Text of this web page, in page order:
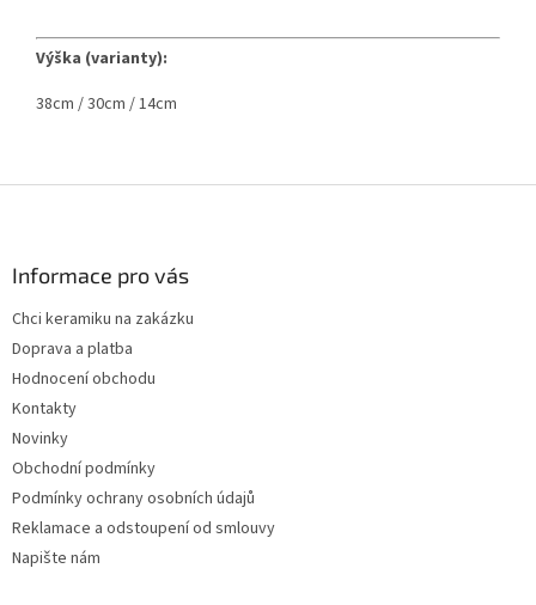
Výška (varianty):
38cm / 30cm / 14cm
Informace pro vás
Chci keramiku na zakázku
Doprava a platba
Hodnocení obchodu
Kontakty
Novinky
Obchodní podmínky
Podmínky ochrany osobních údajů
Reklamace a odstoupení od smlouvy
Napište nám